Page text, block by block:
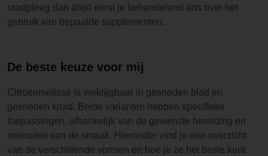
raadpleeg dan altijd eerst je behandelend arts over het
gebruik van bepaalde supplementen.
De beste keuze voor mij
Citroenmelisse is verkrijgbaar in gesneden blad en
gesneden kruid. Beide varianten hebben specifieke
toepassingen, afhankelijk van de gewenste bereiding en
intensiteit van de smaak. Hieronder vind je een overzicht
van de verschillende vormen en hoe je ze het beste kunt